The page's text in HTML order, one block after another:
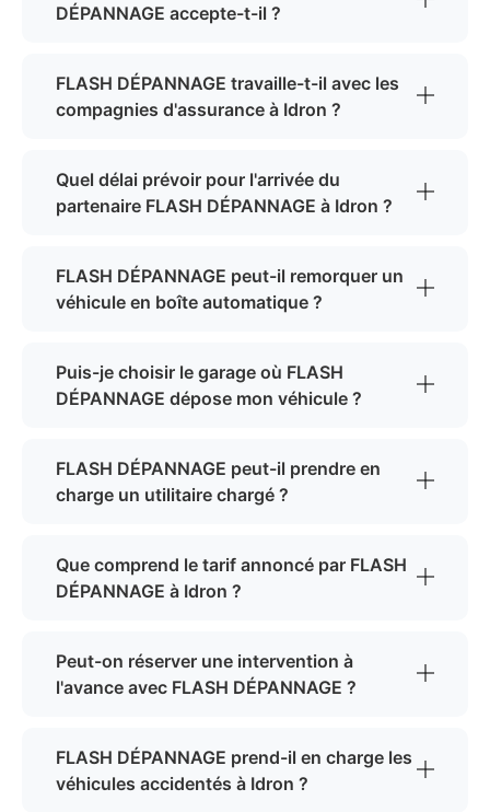
DÉPANNAGE accepte-t-il ?
FLASH DÉPANNAGE travaille-t-il avec les
compagnies d'assurance à Idron ?
Quel délai prévoir pour l'arrivée du
partenaire FLASH DÉPANNAGE à Idron ?
FLASH DÉPANNAGE peut-il remorquer un
véhicule en boîte automatique ?
Puis-je choisir le garage où FLASH
DÉPANNAGE dépose mon véhicule ?
FLASH DÉPANNAGE peut-il prendre en
charge un utilitaire chargé ?
Que comprend le tarif annoncé par FLASH
DÉPANNAGE à Idron ?
Peut-on réserver une intervention à
l'avance avec FLASH DÉPANNAGE ?
FLASH DÉPANNAGE prend-il en charge les
véhicules accidentés à Idron ?